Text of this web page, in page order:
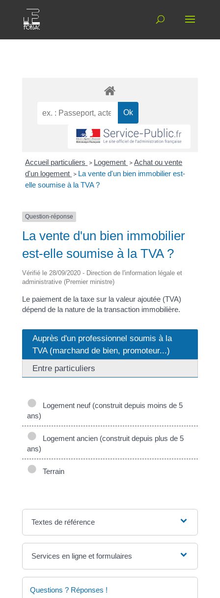
Accueil particuliers > Logement >Achat ou vente
d'un logement > La vente d'un bien immobilier est-
elle soumise à la TVA ?
Question-réponse
La vente d'un bien immobilier
est-elle soumise à la TVA ?
Vérifié le 28/09/2020 - Direction de l'information légale et
administrative (Premier ministre)
Le paiement de la taxe sur la valeur ajoutée (TVA)
dépend de la nature de la transaction immobilière.
Auprès d'un professionnel soumis à la
TVA (marchand de bien, promoteur...)
Entre particuliers
Logement neuf (construit depuis moins de 5
ans)
Logement ancien (construit depuis plus de 5
ans)
Terrain
Textes de référence
Services en ligne et formulaires
Questions ? Réponses !